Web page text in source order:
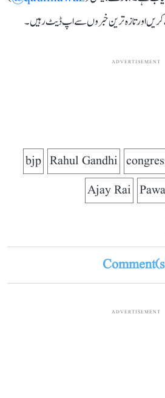
اور تازہ ترین خبروں سے اپ ڈیٹ رہیں۔
ADVERTISEMENT
Rahul Gandhi
bjp
Ajay Rai
ADVERTISEMENT